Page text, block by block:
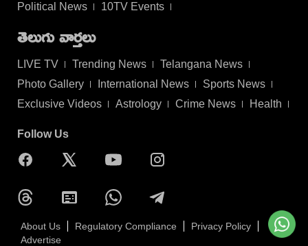
Political News
10TV Events
తెలుగు వార్తలు
LIVE TV Trending News
Telangana News
Photo Gallery
International News
Sports News
Exclusive Videos
Astrology Crime News Health
Follow Us
About Us Regulatory Compliance
Privacy Policy
Advertise